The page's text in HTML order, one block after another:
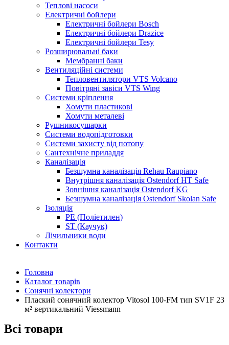
Теплові насоси
Електричні бойлери
Електричні бойлери Bosch
Електричні бойлери Drazice
Електричні бойлери Tesy
Розширювальні баки
Мембранні баки
Вентиляційні системи
Тепловентилятори VTS Volcano
Повітряні завіси VTS Wing
Системи кріплення
Хомути пластикові
Хомути металеві
Рушникосушарки
Системи водопідготовки
Системи захисту від потопу
Сантехнічне приладдя
Каналізація
Безшумна каналізація Rehau Raupiano
Внутрішня каналізація Ostendorf HT Safe
Зовнішня каналізація Ostendorf KG
Безшумна каналізація Ostendorf Skolan Safe
Ізоляція
PE (Поліетилен)
ST (Каучук)
Лічильники води
Контакти
Головна
Каталог товарів
Сонячні колектори
Плаский сонячний колектор Vitosol 100-FM тип SV1F 23
м² вертикальний Viessmann
Всі товари